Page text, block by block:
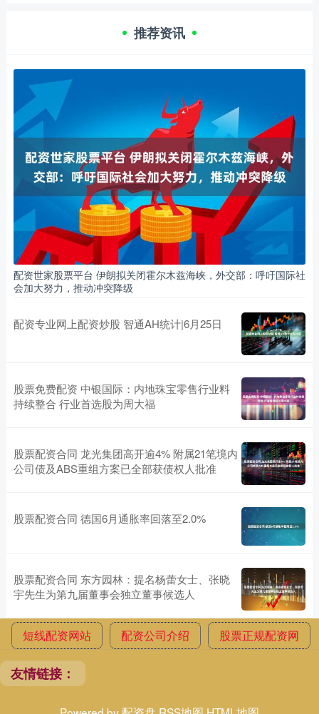
推荐资讯
配资世家股票平台 伊朗拟关闭霍尔木兹海峡，外交部：呼吁国际社
会加大努力，推动冲突降级
配资专业网上配资炒股 智通AH统计|6月25日
股票免费配资 中银国际：内地珠宝零售行业料
持续整合 行业首选股为周大福
股票配资合同 龙光集团高开逾4% 附属21笔境内
公司债及ABS重组方案已全部获债权人批准
股票配资合同 德国6月通胀率回落至2.0%
股票配资合同 东方园林：提名杨蕾女士、张晓
宇先生为第九届董事会独立董事候选人
短线配资网站 配资公司介绍 股票正规配资网
友情链接：